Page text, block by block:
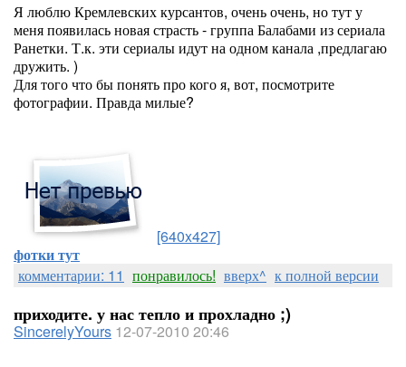
Я люблю Кремлевских курсантов, очень очень, но тут у
меня появилась новая страсть - группа Балабами из сериала
Ранетки. Т.к. эти сериалы идут на одном канала ,предлагаю
дружить. )
Для того что бы понять про кого я, вот, посмотрите
фотографии. Правда милые?
[640x427]
фотки тут
комментарии: 11 понравилось! вверх^ к полной версии
приходите. у нас тепло и прохладно ;)
SincerelyYours 12-07-2010 20:46